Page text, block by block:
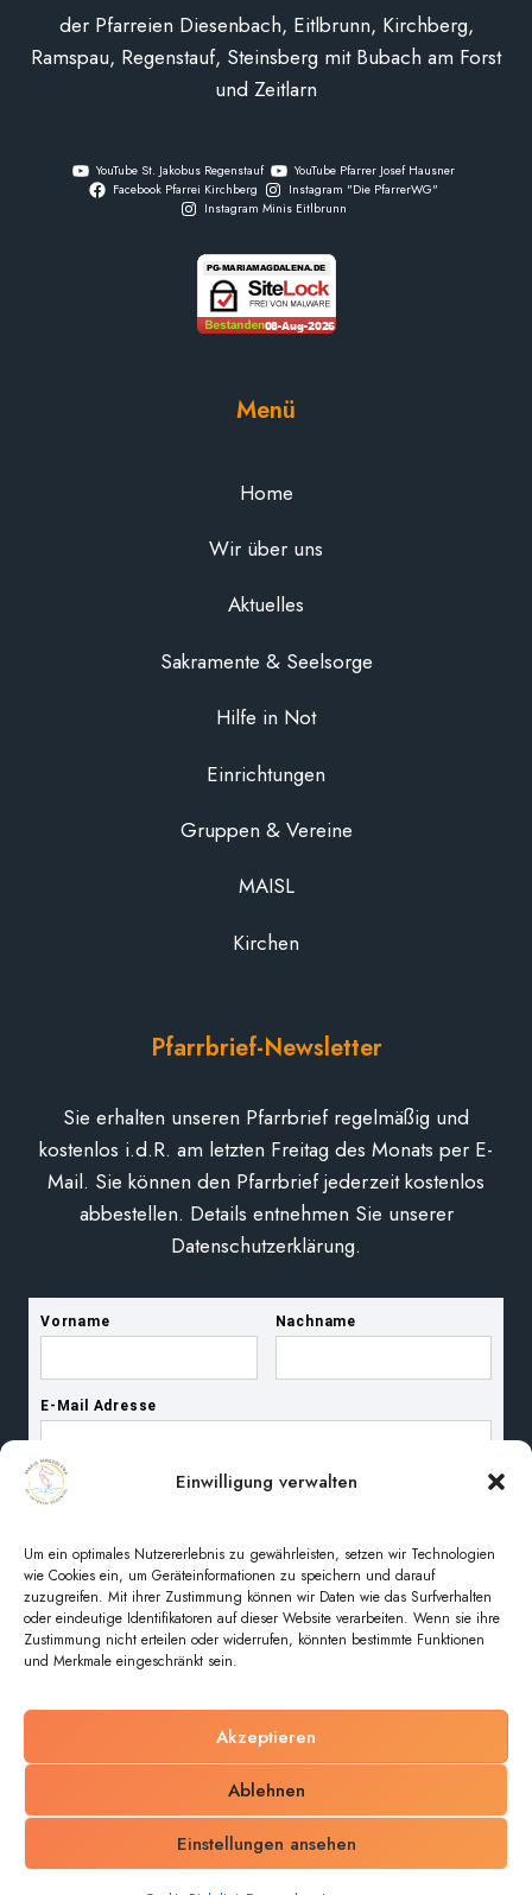
Einwilligung verwalten
Um ein optimales Nutzererlebnis zu gewährleisten, setzen wir Technologien
wie Cookies ein, um Geräteinformationen zu speichern und darauf
zuzugreifen. Mit ihrer Zustimmung können wir Daten wie das Surfverhalten
oder eindeutige Identifikatoren auf dieser Website verarbeiten. Wenn sie ihre
Zustimmung nicht erteilen oder widerrufen, könnten bestimmte Funktionen
und Merkmale eingeschränkt sein.
Akzeptieren
Ablehnen
Einstellungen ansehen
der Pfarreien Diesenbach, Eitlbrunn, Kirchberg,
Ramspau, Regenstauf, Steinsberg mit Bubach am Forst
und Zeitlarn
YouTube St. Jakobus Regenstauf
YouTube Pfarrer Josef Hausner
Facebook Pfarrei Kirchberg
Instagram "Die PfarrerWG"
Instagram Minis Eitlbrunn
Menü
Home
Wir über uns
Aktuelles
Sakramente & Seelsorge
Hilfe in Not
Einrichtungen
Gruppen & Vereine
MAISL
Kirchen
Pfarrbrief-Newsletter
Sie erhalten unseren Pfarrbrief regelmäßig und
kostenlos i.d.R. am letzten Freitag des Monats per E-
Mail. Sie können den Pfarrbrief jederzeit kostenlos
abbestellen. Details entnehmen Sie unserer
Datenschutzerklärung.
© 2026 Pfarreiengemeinschaft Maria Magdalena im
unteren Regental
Impressum Datenschutz Cookie-Richtlinie